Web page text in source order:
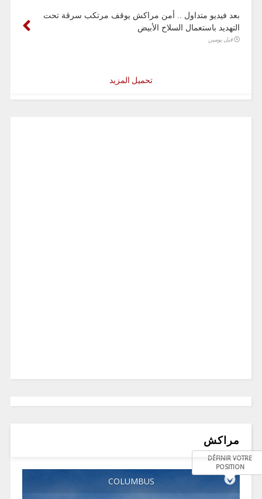
بعد فيديو متداول .. أمن مراكش يوقف مرتكب سرقة تحت
التهديد باستعمال السلاح الأبيض
قبل يومين
تحميل المزيد
مراكش
COLUMBUS
DÉFINIR VOTRE
POSITION